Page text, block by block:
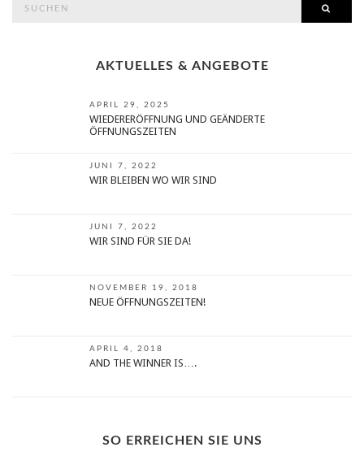
AKTUELLES & ANGEBOTE
APRIL 29, 2025
WIEDERERÖFFNUNG UND GEÄNDERTE
ÖFFNUNGSZEITEN
JUNI 7, 2022
WIR BLEIBEN WO WIR SIND
JUNI 7, 2022
WIR SIND FÜR SIE DA!
NOVEMBER 19, 2018
NEUE ÖFFNUNGSZEITEN!
APRIL 4, 2018
AND THE WINNER IS….
SO ERREICHEN SIE UNS